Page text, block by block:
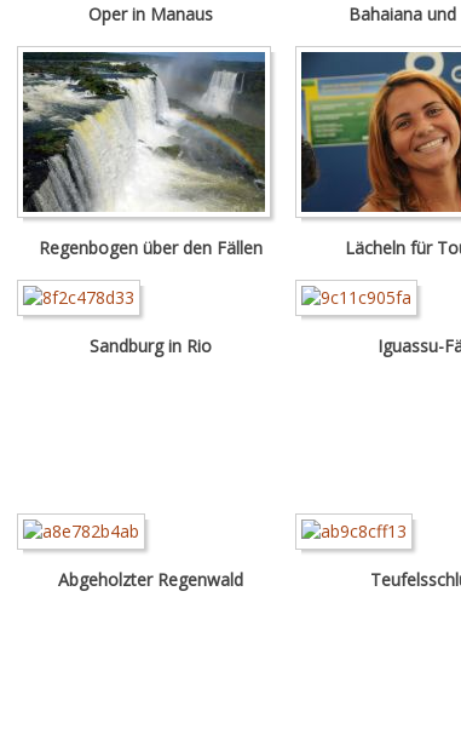
Oper in Manaus Bahaiana
Regenbogen über den Fällen Lächeln für
Sandburg in Rio Iguassu-
Abgeholzter Regenwald